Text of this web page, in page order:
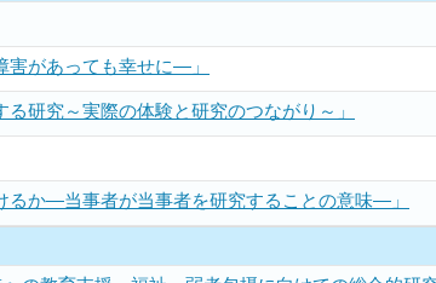
があっても幸せに―」
研究～実際の体験と研究のつながり～」
るか―当事者が当事者を研究することの意味―」